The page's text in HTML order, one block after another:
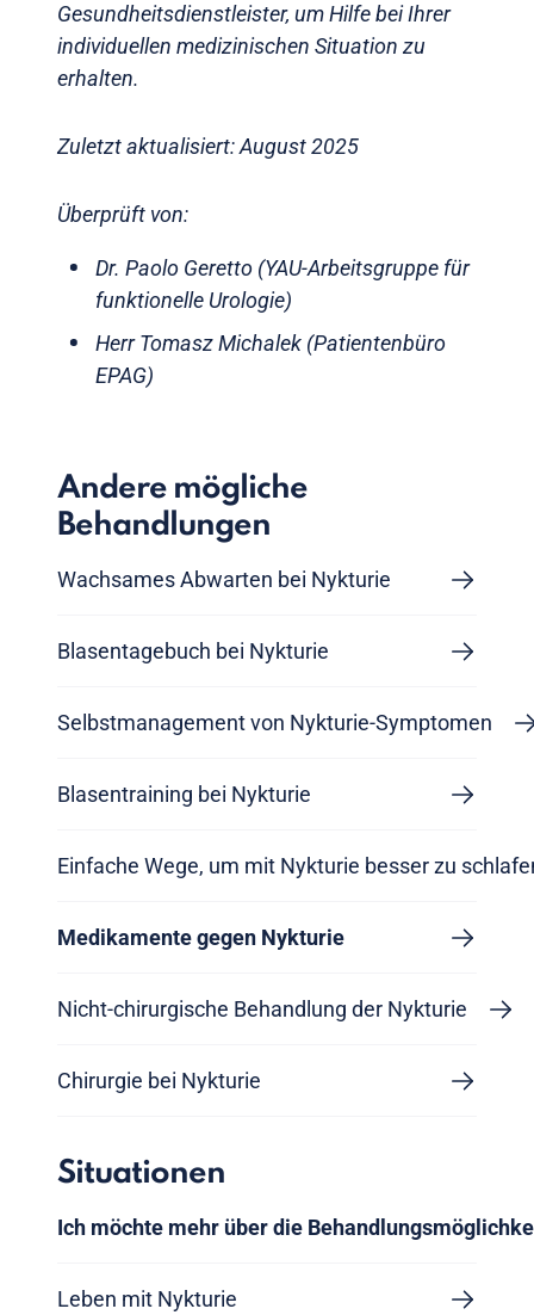
Gesundheitsdienstleister, um Hilfe bei Ihrer
individuellen medizinischen Situation zu
erhalten.
Zuletzt aktualisiert: August 2025
Überprüft von:
Dr. Paolo Geretto (YAU-Arbeitsgruppe für
funktionelle Urologie)
Herr Tomasz Michalek (Patientenbüro
EPAG)
Andere mögliche
Behandlungen
Wachsames Abwarten bei Nykturie
Blasentagebuch bei Nykturie
Selbstmanagement von Nykturie-Symptomen
Blasentraining bei Nykturie
Einfache Wege, um mit Nykturie besser zu
Medikamente gegen Nykturie
Nicht-chirurgische Behandlung der Nykturie
Chirurgie bei Nykturie
Situationen
Ich möchte mehr über die
Leben mit Nykturie